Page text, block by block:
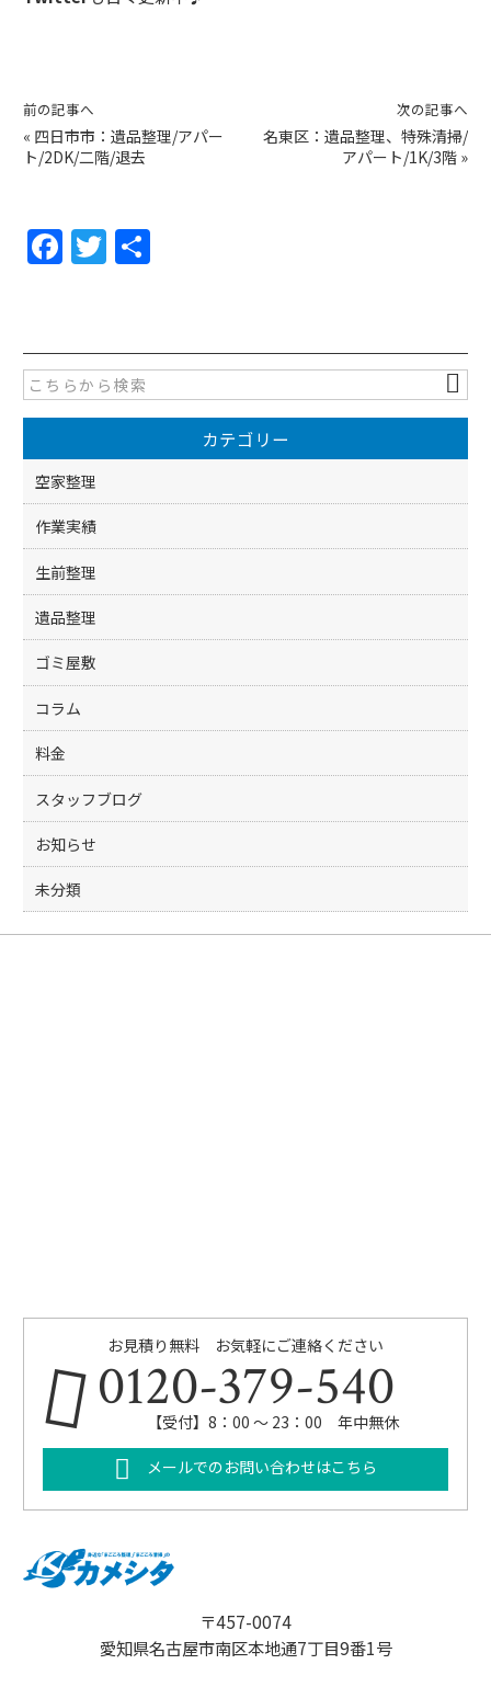
前の記事へ
« 四日市市：遺品整理/アパー
ト/2DK/二階/退去
次の記事へ
名東区：遺品整理、特殊清掃/
アパート/1K/3階 »
F
a
e
b
o
o
k
T
w
er
カテゴリー
空家整理
作業実績
生前整理
遺品整理
ゴミ屋敷
コラム
料金
スタッフブログ
お知らせ
未分類
お見積り無料 お気軽にご連絡ください
0120-379-540
【受付】8：00 ～ 23：00 年中無休
メールでのお問い合わせはこちら
〒457-0074
愛知県名古屋市南区本地通7丁目9番1号